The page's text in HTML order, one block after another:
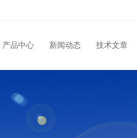
产品中心 新闻动态 技术文章